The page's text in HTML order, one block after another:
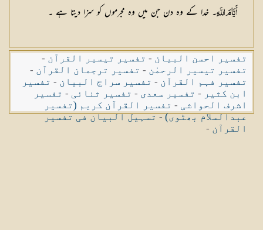
أَيَّامَ اللَّهِ۔ خدا کے وہ دن جن میں وہ مجرموں کو سزا دیتا ہے ۔
تفسیر احسن البیان - تفسیر تیسیر القرآن -
تفسیر تیسیر الرحمٰن - تفسیر ترجمان القرآن -
تفسیر فہم القرآن - تفسیر سراج البیان - تفسیر
ابن کثیر - تفسیر سعدی - تفسیر ثنائی - تفسیر
اشرف الحواشی - تفسیر القرآن کریم (تفسیر
عبدالسلام بھٹوی)-تسہیل البیان فی تفسیر
القرآن -